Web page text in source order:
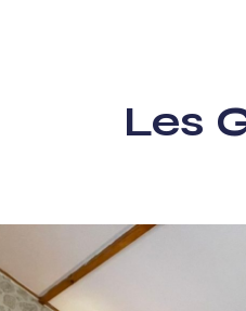
Les